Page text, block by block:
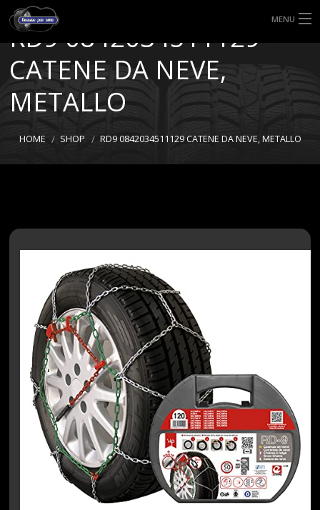
MENU
TIPI DI GOMME
RD9 0842034511129
CATENE DA NEVE,
METALLO
HOME SHOP RD9 0842034511129 CATENE DA NEVE, METALLO